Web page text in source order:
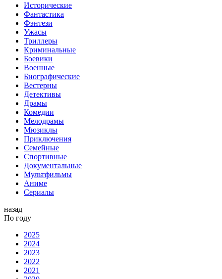
Исторические
Фантастика
Фэнтези
Ужасы
Триллеры
Криминальные
Боевики
Военные
Биографические
Вестерны
Детективы
Драмы
Комедии
Мелодрамы
Мюзиклы
Приключения
Семейные
Спортивные
Документальные
Мультфильмы
Аниме
Сериалы
назад
По году
2025
2024
2023
2022
2021